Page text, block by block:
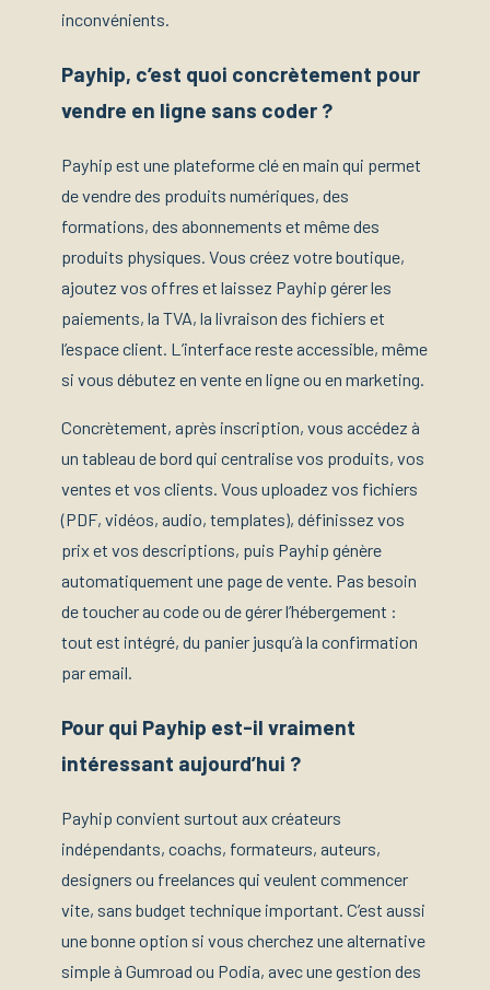
inconvénients.
Payhip, c’est quoi concrètement pour
vendre en ligne sans coder ?
Payhip est une plateforme clé en main qui permet
de vendre des produits numériques, des
formations, des abonnements et même des
produits physiques. Vous créez votre boutique,
ajoutez vos offres et laissez Payhip gérer les
paiements, la TVA, la livraison des fichiers et
l’espace client. L’interface reste accessible, même
si vous débutez en vente en ligne ou en marketing.
Concrètement, après inscription, vous accédez à
un tableau de bord qui centralise vos produits, vos
ventes et vos clients. Vous uploadez vos fichiers
(PDF, vidéos, audio, templates), définissez vos
prix et vos descriptions, puis Payhip génère
automatiquement une page de vente. Pas besoin
de toucher au code ou de gérer l’hébergement :
tout est intégré, du panier jusqu’à la confirmation
par email.
Pour qui Payhip est-il vraiment
intéressant aujourd’hui ?
Payhip convient surtout aux créateurs
indépendants, coachs, formateurs, auteurs,
designers ou freelances qui veulent commencer
vite, sans budget technique important. C’est aussi
une bonne option si vous cherchez une alternative
simple à Gumroad ou Podia, avec une gestion des